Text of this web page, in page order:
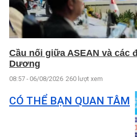
Cầu nối giữa ASEAN và các
Dương
08:57 - 06/08/2026 260 lượt xem
CÓ THỂ BẠN QUAN TÂM